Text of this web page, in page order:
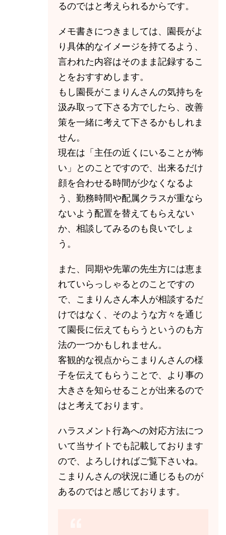
るのではと考えられるからです。
メモ書きにつきましては、園長がよ
り具体的なイメージを持てるよう、
言われた内容はそのまま記録するこ
とをおすすめします。
もし園長がこまりんさんの気持ちを
汲み取って下さる方でしたら、改善
策を一緒に考えて下さるかもしれま
せん。
現在は「主任の近くにいることが怖
い」とのことですので、出来るだけ
顔を合わせる時間が少なくなるよ
う、勤務時間や配属クラスが重なら
ないよう配置を替えてもらえない
か、相談してみるのも良いでしょ
う。
また、同期や先輩の先生方には恵ま
れていらっしゃるとのことですの
で、こまりんさん本人が相談するだ
けではなく、そのような方々を通じ
て園長に伝えてもらうというのも方
法の一つかもしれません。
客観的な視点からこまりんさんの様
子を伝えてもらうことで、より事の
大きさを知らせることが出来るので
はと考えております。
ハラスメント行為への対応方法につ
いて当サイトでも記載しております
ので、よろしければご覧下さいね。
こまりんさんの状況に通じるものが
あるのではと感じております。